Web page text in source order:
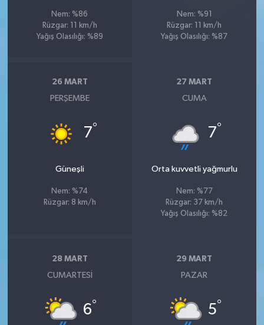
Nem: %86
Rüzgar: 11 km/h
Yağış Olasılığı: %89
Nem: %91
Rüzgar: 11 km/h
Yağış Olasılığı: %87
26 MART
PERŞEMBE
7°
Güneşli
Nem: %74
Rüzgar: 8 km/h
27 MART
CUMA
7°
Orta kuvvetli yağmurlu
Nem: %77
Rüzgar: 37 km/h
Yağış Olasılığı: %82
28 MART
CUMARTESI
6°
29 MART
PAZAR
5°